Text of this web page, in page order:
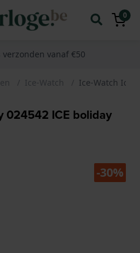
0
vanaf €50
Ice-Watch Ice-Watch Ice-
024542 ICE boliday
-30%